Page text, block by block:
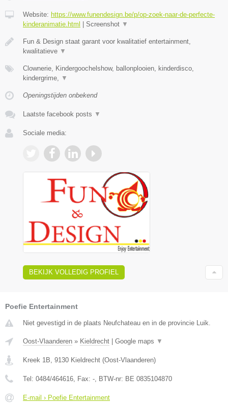
Website: https://www.funendesign.be/p/op-zoek-naar-de-perfecte-
kinderanimatie.html | Screenshot ▼
Fun & Design staat garant voor kwalitatief entertainment,
kwalitatieve ▼
Clownerie, Kindergoochelshow, ballonplooien, kinderdisco,
kindergrime,
▼
Openingstijden onbekend
Laatste facebook posts ▼
Sociale media:
BEKIJK VOLLEDIG PROFIEL
Poefie Entertainment
Niet gevestigd in de plaats Neufchateau en in de provincie Luik.
Oost-Vlaanderen » Kieldrecht Google maps ▼
Kreek 1B, 9130 Kieldrecht (Oost-Vlaanderen)
Tel: 0484/464616, Fax: -, BTW-nr: BE 0835104870
E-mail › Poefie Entertainment